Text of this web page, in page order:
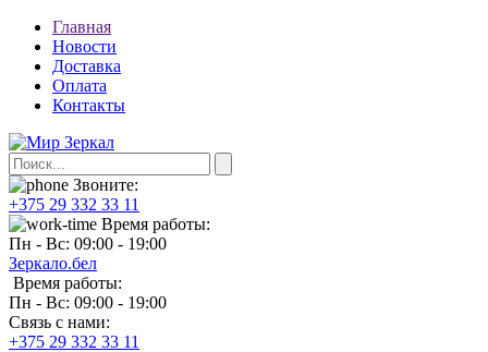
Главная
Новости
Доставка
Оплата
Контакты
Звоните:
+375 29 332 33 11
Время работы:
Пн - Вс: 09:00 - 19:00
Зеркало.бел
Время работы:
Пн - Вс: 09:00 - 19:00
Связь с нами:
+375 29 332 33 11